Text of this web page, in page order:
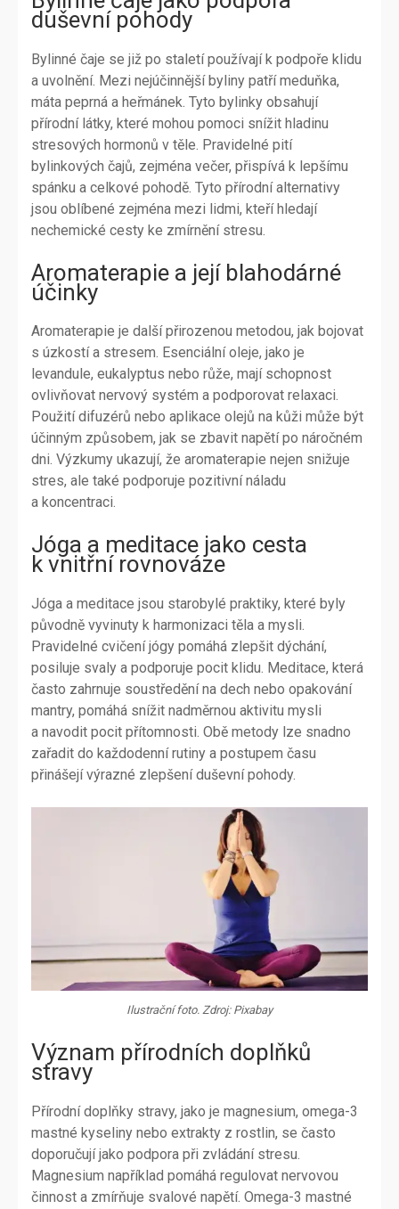
duševní pohody
Bylinné čaje se již po staletí používají k podpoře klidu
a uvolnění. Mezi nejúčinnější byliny patří meduňka,
máta peprná a heřmánek. Tyto bylinky obsahují
přírodní látky, které mohou pomoci snížit hladinu
stresových hormonů v těle. Pravidelné pití
bylinkových čajů, zejména večer, přispívá k lepšímu
spánku a celkové pohodě. Tyto přírodní alternativy
jsou oblíbené zejména mezi lidmi, kteří hledají
nechemické cesty ke zmírnění stresu.
Aromaterapie a její blahodárné
účinky
Aromaterapie je další přirozenou metodou, jak bojovat
s úzkostí a stresem. Esenciální oleje, jako je
levandule, eukalyptus nebo růže, mají schopnost
ovlivňovat nervový systém a podporovat relaxaci.
Použití difuzérů nebo aplikace olejů na kůži může být
účinným způsobem, jak se zbavit napětí po náročném
dni. Výzkumy ukazují, že aromaterapie nejen snižuje
stres, ale také podporuje pozitivní náladu
a koncentraci.
Jóga a meditace jako cesta
k vnitřní rovnováze
Jóga a meditace jsou starobylé praktiky, které byly
původně vyvinuty k harmonizaci těla a mysli.
Pravidelné cvičení jógy pomáhá zlepšit dýchání,
posiluje svaly a podporuje pocit klidu. Meditace, která
často zahrnuje soustředění na dech nebo opakování
mantry, pomáhá snížit nadměrnou aktivitu mysli
a navodit pocit přítomnosti. Obě metody lze snadno
zařadit do každodenní rutiny a postupem času
přinášejí výrazné zlepšení duševní pohody.
Ilustrační foto. Zdroj: Pixabay
Význam přírodních doplňků
stravy
Přírodní doplňky stravy, jako je magnesium, omega-3
mastné kyseliny nebo extrakty z rostlin, se často
doporučují jako podpora při zvládání stresu.
Magnesium například pomáhá regulovat nervovou
činnost a zmírňuje svalové napětí. Omega-3 mastné